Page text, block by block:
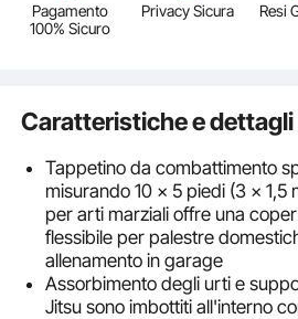
Pagamento
100% Sicuro
Privacy Sicura Resi
Caratteristiche e dettagli
Tappetino da combattimento
misurando 10 x 5 piedi (3 x 1,5
per arti marziali offre una
flessibile per palestre
allenamento in garage
Assorbimento degli urti e
Jitsu sono imbottiti all'interno